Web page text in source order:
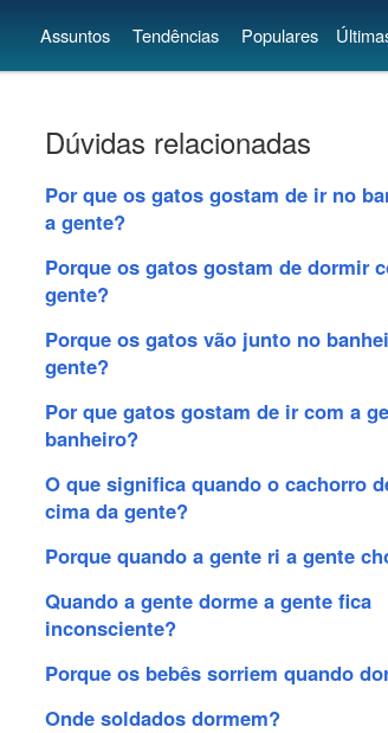
Assuntos Tendências Populares
Dúvidas relacionadas
Por que os gatos gostam de ir no
a gente?
Porque os gatos gostam de dormir
gente?
Porque os gatos vão junto no
gente?
Por que gatos gostam de ir com a
banheiro?
O que significa quando o cachorro
cima da gente?
Porque quando a gente ri a gente
Quando a gente dorme a gente fica
inconsciente?
Porque os bebês sorriem quando
Onde soldados dormem?